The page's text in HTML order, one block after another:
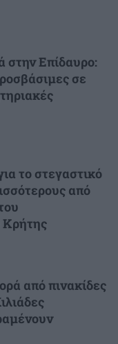
στην Επίδαυρο:
σε
το στεγαστικό
από
Κρήτης
από πινακίδες